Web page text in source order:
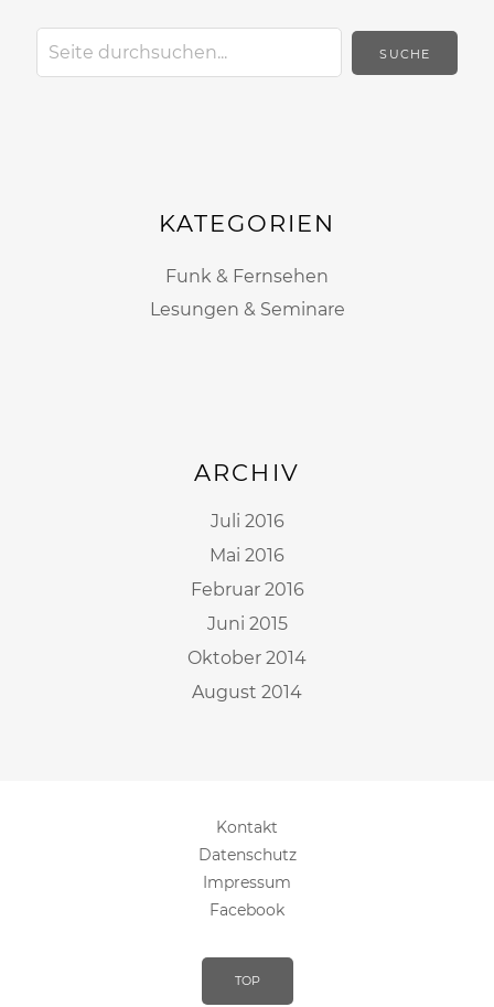
KATEGORIEN
Funk & Fernsehen
Lesungen & Seminare
ARCHIV
Juli 2016
Mai 2016
Februar 2016
Juni 2015
Oktober 2014
August 2014
Kontakt
Datenschutz
Impressum
Facebook
TOP